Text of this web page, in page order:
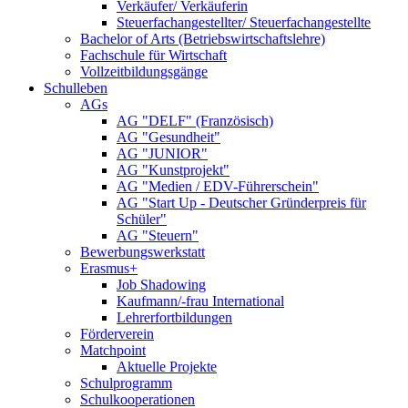
Verkäufer/ Verkäuferin
Steuerfachangestellter/ Steuerfachangestellte
Bachelor of Arts (Betriebswirtschaftslehre)
Fachschule für Wirtschaft
Vollzeitbildungsgänge
Schulleben
AGs
AG "DELF" (Französisch)
AG "Gesundheit"
AG "JUNIOR"
AG "Kunstprojekt"
AG "Medien / EDV-Führerschein"
AG "Start Up - Deutscher Gründerpreis für
Schüler"
AG "Steuern"
Bewerbungswerkstatt
Erasmus+
Job Shadowing
Kaufmann/-frau International
Lehrerfortbildungen
Förderverein
Matchpoint
Aktuelle Projekte
Schulprogramm
Schulkooperationen